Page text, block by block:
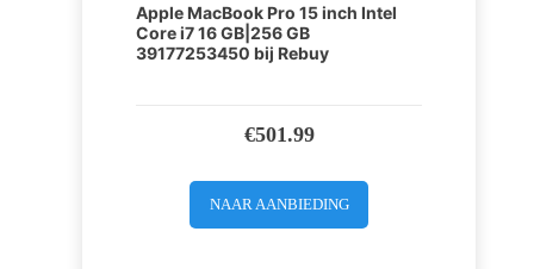
Apple MacBook Pro 15 inch Intel
Core i7 16 GB|256 GB
39177253450 bij Rebuy
€501.99
NAAR AANBIEDING